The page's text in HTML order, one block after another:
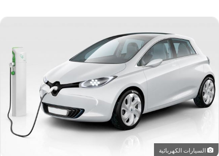
السيارات الكهربائية